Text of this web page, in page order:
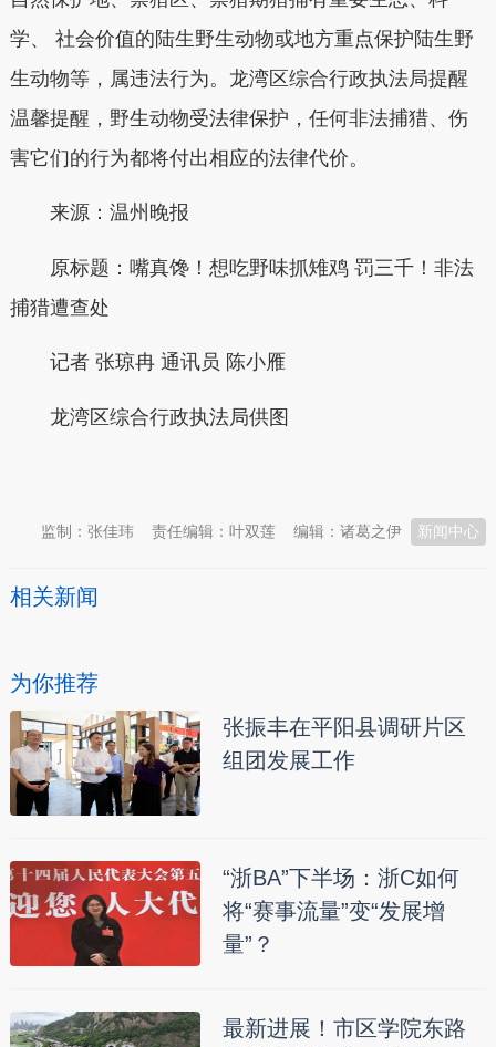
学、 社会价值的陆生野生动物或地方重点保护陆生野
生动物等，属违法行为。龙湾区综合行政执法局提醒
温馨提醒，野生动物受法律保护，任何非法捕猎、伤
害它们的行为都将付出相应的法律代价。
来源：温州晚报
原标题：嘴真馋！想吃野味抓雉鸡 罚三千！非法
捕猎遭查处
记者 张琼冉 通讯员 陈小雁
龙湾区综合行政执法局供图
新闻中心
编辑：诸葛之伊
责任编辑：叶双莲
监制：张佳玮
相关新闻
为你推荐
张振丰在平阳县调研片区
组团发展工作
“浙BA”下半场：浙C如何
将“赛事流量”变“发展增
量”？
最新进展！市区学院东路